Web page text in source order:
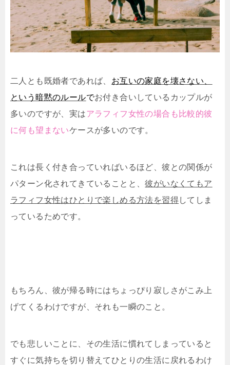
二人とも既婚者であれば、 お互いの家庭を壊さない、
という暗黙のルールでお付き合いしているカップルが
多いのですが、実はアラフィフ女性の場合も比較的彼
に何も望まないケースが多いのです。
これは長く付き合っていればいるほど、彼との関係が
パターン化されてきていることと、彼がいなくてもア
ラフィフ女性はひとりで楽しめる方法を習得してしま
っているためです。
もちろん、彼が帰る時にはちょっぴり寂しさがこみ上
げてくるわけですが、それも一瞬のこと。
でも悲しいことに、その生活に慣れてしまっていると
すぐに気持ちを切り替えてひとりの生活に戻れるわけ